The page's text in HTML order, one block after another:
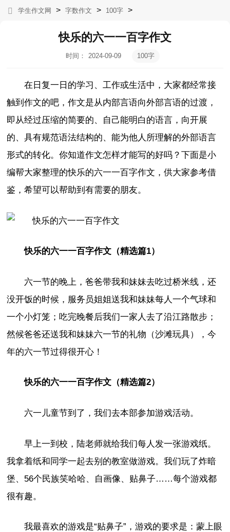
学生作文网 > 字数作文 > 100字 >
快乐的六一一百字作文
时间：
2024-09-09
100字
在日复一日的学习、工作或生活中，大家都经常接
触到作文的吧，作文是从内部言语向外部言语的过渡，
即从经过压缩的简要的、自己能明白的语言，向开展
的、具有规范语法结构的、能为他人所理解的外部语言
形式的转化。你知道作文怎样才能写的好吗？下面是小
编帮大家整理的快乐的六一一百字作文，供大家参考借
鉴，希望可以帮助到有需要的朋友。
快乐的六一一百字作文（精选篇1）
六一节的晚上，爸爸带我和妹妹去吃过桥米线，还
没开饭的时候，服务员姐姐送我和妹妹每人一个气球和
一个小灯笼；吃完晚餐后我们一家人去了沿江路散步；
然候爸爸还送我和妹妹六一节的礼物（沙滩玩具），今
年的六一节过得很开心！
快乐的六一一百字作文（精选篇2）
六一儿童节到了，我们去本部参加游戏活动。
早上一到校，陆老师就给我们每人发一张游戏纸。
我拿着纸和同学一起去别的教室做游戏。我们玩了炸暗
堡、56个民族笑哈哈、自画像、贴鼻子……每个游戏都
很有趣。
我最喜欢的游戏是“贴鼻子”，游戏的要求是：蒙上眼